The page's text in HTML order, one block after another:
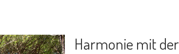
Harmonie mit